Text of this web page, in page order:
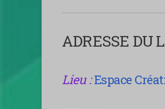
ADRESSE DU
Lieu :Espace